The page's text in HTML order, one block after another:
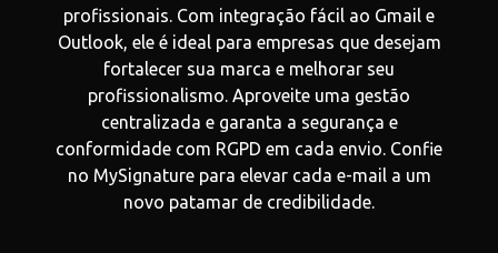
profissionais. Com integração fácil ao Gmail e
Outlook, ele é ideal para empresas que desejam
fortalecer sua marca e melhorar seu
profissionalismo. Aproveite uma gestão
centralizada e garanta a segurança e
conformidade com RGPD em cada envio. Confie
no MySignature para elevar cada e-mail a um
novo patamar de credibilidade.